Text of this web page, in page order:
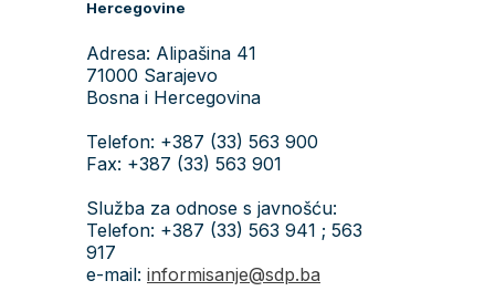
Hercegovine
Adresa: Alipašina 41
71000 Sarajevo
Bosna i Hercegovina
Telefon: +387 (33) 563 900
Fax: +387 (33) 563 901
Služba za odnose s javnošću:
Telefon: +387 (33) 563 941 ; 563
917
e-mail: informisanje@sdp.ba